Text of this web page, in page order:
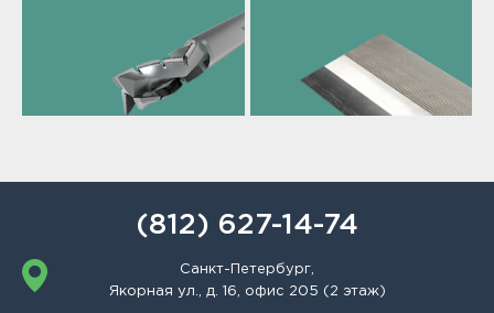
(812) 627-14-74
Санкт-Петербург,
Якорная ул., д. 16, офис 205 (2 этаж)